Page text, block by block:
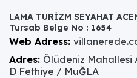
LAMA TURİZM SEYAHAT
Tursab Belge No : 1654
Web Adress:
Adres: Ölüdeniz Mahallesi
D Fethiye / MuĞLA